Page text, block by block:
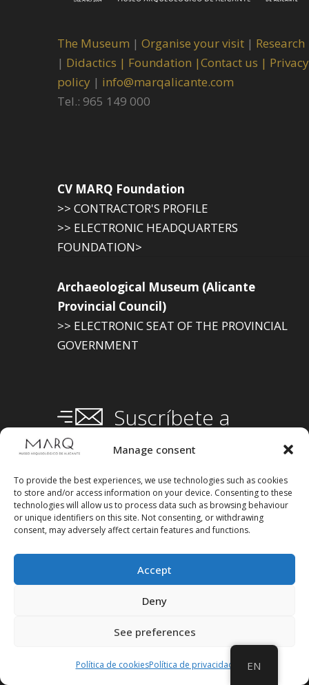
Manage consent
To provide the best experiences, we use technologies such as cookies
to store and/or access information on your device. Consenting to these
technologies will allow us to process data such as browsing behaviour
or unique identifiers on this site. Not consenting, or withdrawing
consent, may adversely affect certain features and functions.
Accept
Deny
See preferences
Política de cookiesPolítica de privacidad
The Museum | Organise your visit | Research
| Didactics | Foundation |Contact us | Privacy
policy | info@marqalicante.com
Tel.: 965 149 000
CV MARQ Foundation
>> CONTRACTOR'S PROFILE
>> ELECTRONIC HEADQUARTERS
FOUNDATION>
Archaeological Museum (Alicante
Provincial Council)
>> ELECTRONIC SEAT OF THE PROVINCIAL
GOVERNMENT
Suscríbete a
nuestraNewsletter
EN